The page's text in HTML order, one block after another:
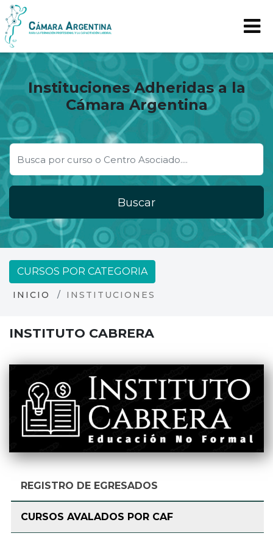
Instituciones Adheridas a la
Cámara Argentina
Buscar
CURSOS POR CATEGORIA
INICIO INSTITUCIONES
INSTITUTO CABRERA
REGISTRO DE EGRESADOS
CURSOS AVALADOS POR CAF